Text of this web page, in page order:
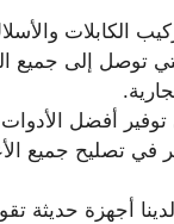
الكابلات
توصل إلى جميع
أفضل الأدوات
في تصليح جميع
أجهزة حديثة